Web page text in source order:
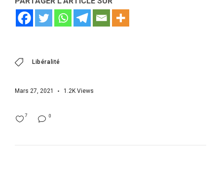
Libéralité
Mars 27, 2021 1.2K Views
0
7